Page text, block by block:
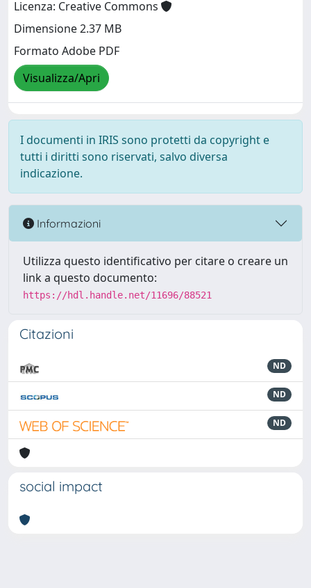
Licenza: Creative Commons
Dimensione 2.37 MB
Formato Adobe PDF
Visualizza/Apri
I documenti in IRIS sono protetti da copyright e
tutti i diritti sono riservati, salvo diversa
indicazione.
Informazioni
Utilizza questo identificativo per citare o creare un
link a questo documento:
https://hdl.handle.net/11696/88521
Citazioni
ND
ND
ND
social impact